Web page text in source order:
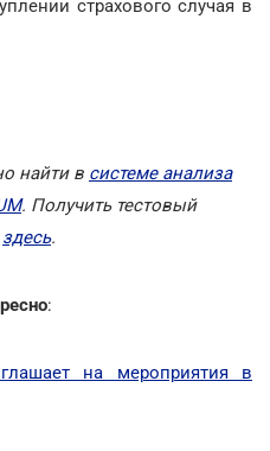
страхового случая в
найти в системе анализа
. Получить тестовый
здесь.
:
на мероприятия в